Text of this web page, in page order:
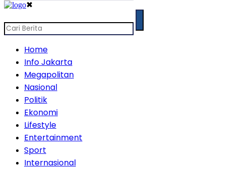
✖
Home
Info Jakarta
Megapolitan
Nasional
Politik
Ekonomi
Lifestyle
Entertainment
Sport
Internasional